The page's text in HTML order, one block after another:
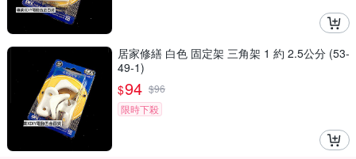
居家修繕 白色 固定架 三角架 1 約 2.5公分 (53-
49-1)
$94 $96
限時下殺